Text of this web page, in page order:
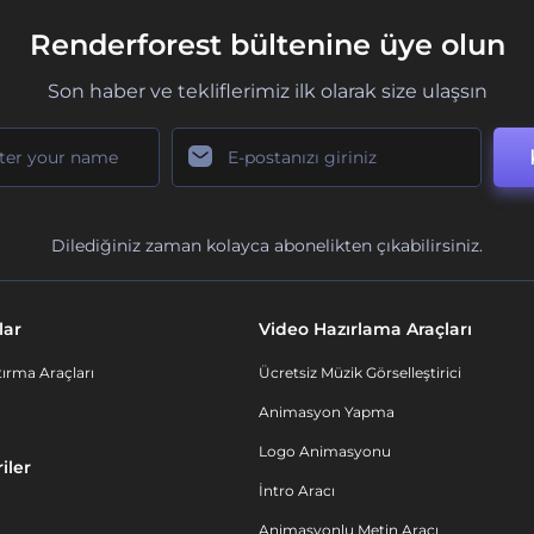
Renderforest bültenine üye olun
Son haber ve tekliflerimiz ilk olarak size ulaşsın
Dilediğiniz zaman kolayca abonelikten çıkabilirsiniz.
Araçları
Video Hazırlama Araçları
Ücretsiz Müzik Görselleştirici
Animasyon Yapma
Logo Animasyonu
İntro Aracı
Animasyonlu Metin Aracı